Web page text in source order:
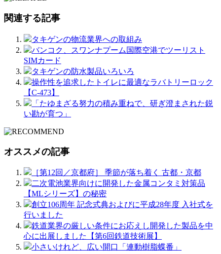
関連する記事
タキゲンの物流業界への取組み
バンコク、スワンナプーム国際空港でツーリスト
SIMカード
タキゲンの防水製品いろいろ
操作性を追求したトイレに最適なラバトリーロック
【C-473】
「たゆまざる努力の積み重ねで、研ぎ澄まされた鋭
い勘が育つ」
オススメの記事
［第12回／京都府］ 季節が落ち着く 古都・京都
二次電池業界向けに開発した金属コンタミ対策品
【MLシリーズ】の秘密
創立106周年 記念式典およびに平成28年度 入社式を
行いました
鉄道業界の厳しい条件にお応えし開発した製品を中
心に出展しました【第6回鉄道技術展】
小さいけれど、広い開口「連動樹脂蝶番」